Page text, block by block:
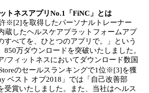
トネスアプリNo.1「FiNC」とは
※[2]を取得したパーソナルトレーナー
蔵したヘルスケアプラットフォームアプ
すべてを、ひとつのアプリで。」という
850万ダウンロードを突破いたしました。
/フィットネスにおいてダウンロード数国
のセールスランキングで1位※[3]を獲
ベスト オブ2018」では「自己改善部
受賞いたしました。また、当社はヘルス